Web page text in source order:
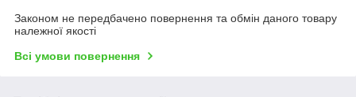
Законом не передбачено повернення та обмін даного товару
належної якості
Всі умови повернення